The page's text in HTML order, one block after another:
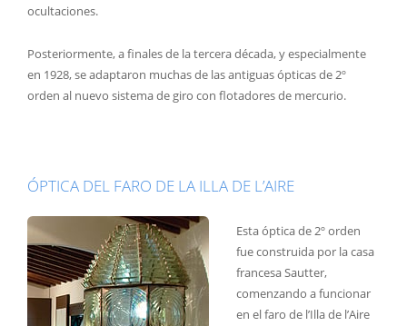
ocultaciones.
Posteriormente, a finales de la tercera década, y especialmente
en 1928, se adaptaron muchas de las antiguas ópticas de 2º
orden al nuevo sistema de giro con flotadores de mercurio.
ÓPTICA DEL FARO DE LA ILLA DE L’AIRE
Esta óptica de 2º orden
fue construida por la casa
francesa Sautter,
comenzando a funcionar
en el faro de l’Illa de l’Aire